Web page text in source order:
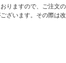
りますので、ご注文
ざいます。その際は